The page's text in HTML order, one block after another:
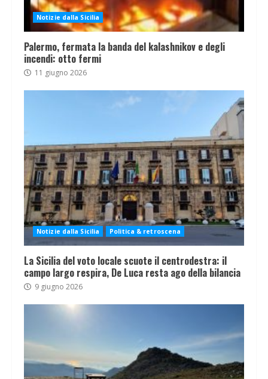
Notizie dalla Sicilia
Palermo, fermata la banda del kalashnikov e degli
incendi: otto fermi
11 giugno 2026
Notizie dalla Sicilia Politica & retroscena
La Sicilia del voto locale scuote il centrodestra: il
campo largo respira, De Luca resta ago della bilancia
9 giugno 2026